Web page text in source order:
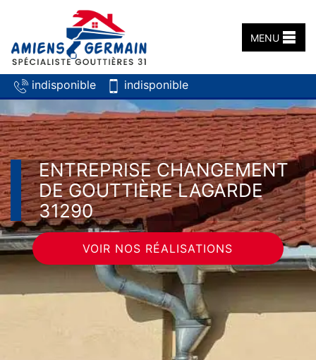
indisponible indisponible
MENU
ENTREPRISE CHANGEMENT
DE GOUTTIÈRE LAGARDE
31290
VOIR NOS RÉALISATIONS